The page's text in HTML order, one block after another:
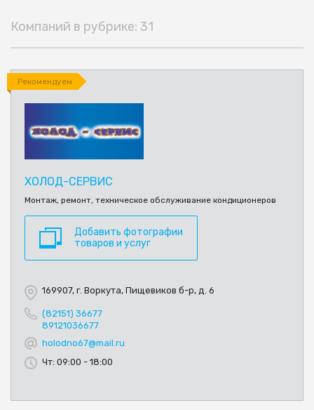
Компаний в рубрике: 31
Рекомендуем
ХОЛОД-СЕРВИС
Монтаж, ремонт, техническое обслуживание кондиционеров
Добавить фотографии
товаров и услуг
169907, г. Воркута, Пищевиков б-р, д. 6
(82151) 36677
89121036677
holodno67@mail.ru
Чт: 09:00 - 18:00